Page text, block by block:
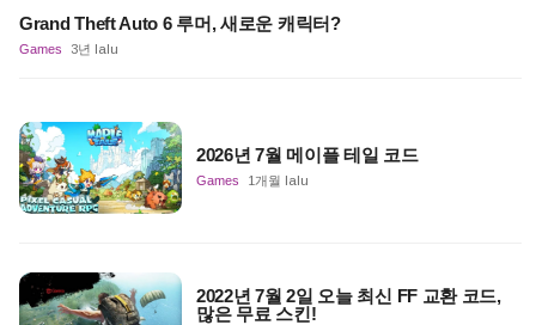
Grand Theft Auto 6 루머, 새로운 캐릭터?
Games 3년 lalu
2026년 7월 메이플 테일 코드
Games 1개월 lalu
2022년 7월 2일 오늘 최신 FF 교환 코드,
많은 무료 스킨!